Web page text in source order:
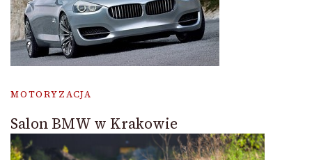
MOTORYZACJA
Salon BMW w Krakowie